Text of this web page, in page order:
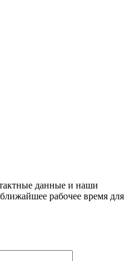
данные и наши
рабочее время для